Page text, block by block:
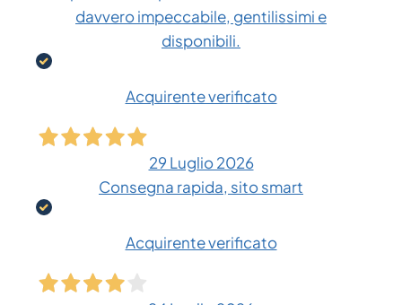
davvero impeccabile, gentilissimi e
disponibili.
Acquirente verificato
29 Luglio 2026
Consegna rapida, sito smart
Acquirente verificato